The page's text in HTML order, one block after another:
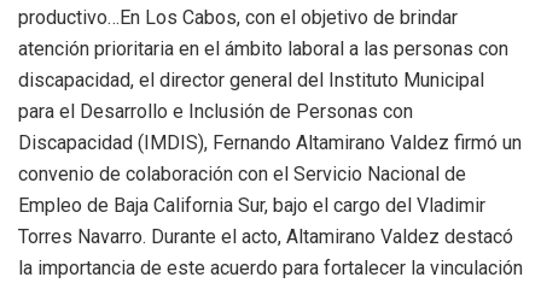
productivo…En Los Cabos, con el objetivo de brindar
atención prioritaria en el ámbito laboral a las personas con
discapacidad, el director general del Instituto Municipal
para el Desarrollo e Inclusión de Personas con
Discapacidad (IMDIS), Fernando Altamirano Valdez firmó un
convenio de colaboración con el Servicio Nacional de
Empleo de Baja California Sur, bajo el cargo del Vladimir
Torres Navarro. Durante el acto, Altamirano Valdez destacó
la importancia de este acuerdo para fortalecer la vinculación